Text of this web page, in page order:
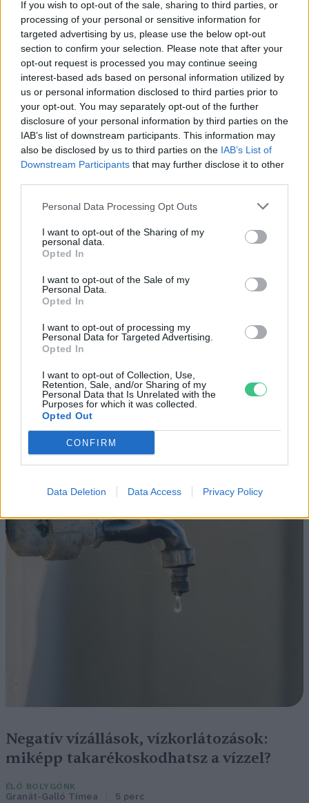
If you wish to opt-out of the sale, sharing to third parties, or
processing of your personal or sensitive information for
targeted advertising by us, please use the below opt-out
section to confirm your selection. Please note that after your
opt-out request is processed you may continue seeing
interest-based ads based on personal information utilized by
us or personal information disclosed to third parties prior to
your opt-out. You may separately opt-out of the further
disclosure of your personal information by third parties on the
IAB’s list of downstream participants. This information may
also be disclosed by us to third parties on the IAB’s List of
Downstream Participants that may further disclose it to other
Personal Data Processing Opt Outs
I want to opt-out of the Sharing of my
personal data.
Opted In
I want to opt-out of the Sale of my
Personal Data.
Opted In
I want to opt-out of processing my
Personal Data for Targeted Advertising.
Opted In
I want to opt-out of Collection, Use,
Retention, Sale, and/or Sharing of my
Personal Data that Is Unrelated with the
Purposes for which it was collected.
Opted Out
CONFIRM
Data Deletion Data Access Privacy Policy
megfelelő energiatárolás
ENERGIA
Cickafark – Az évezredek óta ismert
gyógynövény
EGÉSZSÉGÜNK
Börzsey Barbara 1 perc
Nem csak növényrajongóknak! – 8
arborétum, amelyet érdemes
ÉLŐ BOLYGÓNK
Granát-Galló Tímea
kellene alakítanunk a
településeinket – Podcast
PODCAST
Novák Zsombor 2 perc
Negatív vízállások, vízkorlátozások:
miképp takarékoskodhatsz a vízzel?
ÉLŐ BOLYGÓNK
Granát-Galló Tímea 5 perc